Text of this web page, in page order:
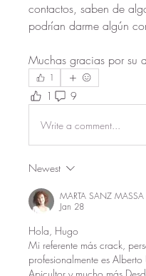
contactos, saben de
podrían darme algún
Muchas gracias por su
1
1 9
Write a comment...
Newest
MARTA SANZ MASSA
Jan 28
Hola, Hugo
Mi referente más crack,
profesionalmente es Alberto